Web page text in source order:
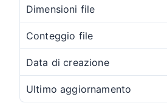
Dimensioni file
Conteggio file
Data di creazione
Ultimo aggiornamento